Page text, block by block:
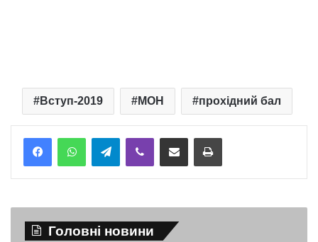
Вступ-2019 МОН прохідний бал
TelegramViber Надіслати електронною поштоюНадрукувати
Головні новини